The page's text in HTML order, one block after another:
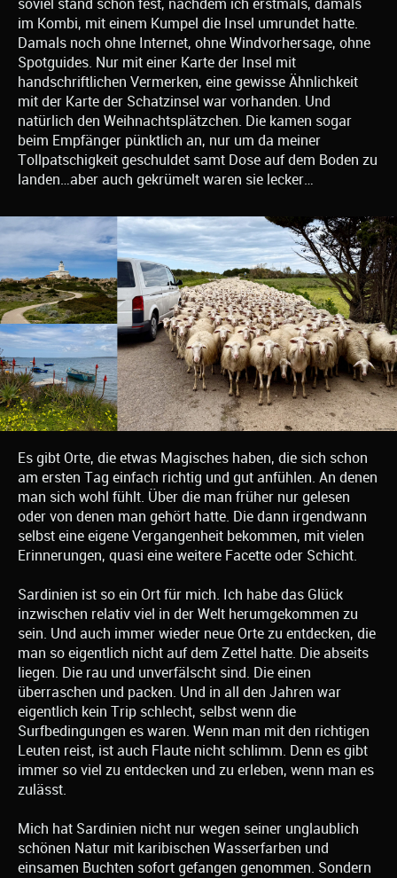
soviel stand schon fest, nachdem ich erstmals, damals
im Kombi, mit einem Kumpel die Insel umrundet hatte.
Damals noch ohne Internet, ohne Windvorhersage, ohne
Spotguides. Nur mit einer Karte der Insel mit
handschriftlichen Vermerken, eine gewisse Ähnlichkeit
mit der Karte der Schatzinsel war vorhanden. Und
natürlich den Weihnachtsplätzchen. Die kamen sogar
beim Empfänger pünktlich an, nur um da meiner
Tollpatschigkeit geschuldet samt Dose auf dem Boden zu
landen…aber auch gekrümelt waren sie lecker…
Es gibt Orte, die etwas Magisches haben, die sich schon
am ersten Tag einfach richtig und gut anfühlen. An denen
man sich wohl fühlt. Über die man früher nur gelesen
oder von denen man gehört hatte. Die dann irgendwann
selbst eine eigene Vergangenheit bekommen, mit vielen
Erinnerungen, quasi eine weitere Facette oder Schicht.
Sardinien ist so ein Ort für mich. Ich habe das Glück
inzwischen relativ viel in der Welt herumgekommen zu
sein. Und auch immer wieder neue Orte zu entdecken, die
man so eigentlich nicht auf dem Zettel hatte. Die abseits
liegen. Die rau und unverfälscht sind. Die einen
überraschen und packen. Und in all den Jahren war
eigentlich kein Trip schlecht, selbst wenn die
Surfbedingungen es waren. Wenn man mit den richtigen
Leuten reist, ist auch Flaute nicht schlimm. Denn es gibt
immer so viel zu entdecken und zu erleben, wenn man es
zulässt.
Mich hat Sardinien nicht nur wegen seiner unglaublich
schönen Natur mit karibischen Wasserfarben und
einsamen Buchten sofort gefangen genommen. Sondern